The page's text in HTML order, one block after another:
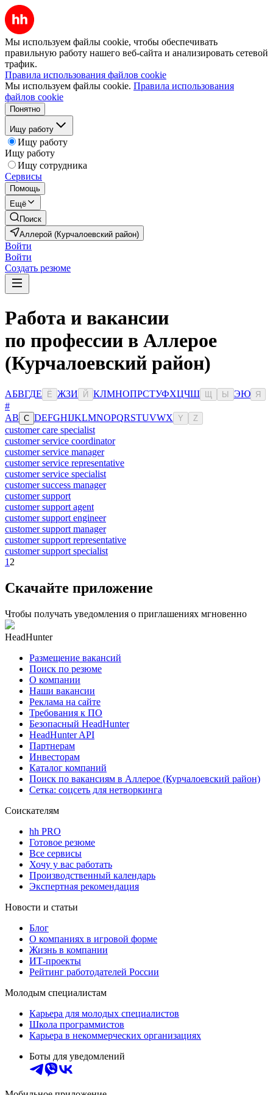
Мы используем файлы cookie, чтобы обеспечивать
правильную работу нашего веб-сайта и анализировать сетевой
трафик.
Правила использования файлов cookie
Мы используем файлы cookie. Правила использования
файлов cookie
Понятно
Ищу работу
Ищу работу
Ищу работу
Ищу сотрудника
Сервисы
Помощь
Ещё
Поиск
Аллерой (Курчалоевский район)
Войти
Войти
Создать резюме
Работа и вакансии
по профессии в Аллерое
(Курчалоевский район)
АБВГДЕ Ё ЖЗИ Й КЛМНОПРСТУФХЦЧШ Ы ЭЮ Я
#
AB C DEFGHIJKLMNOPQRSTUVWX Y Z
customer care specialist
customer service coordinator
customer service manager
customer service representative
customer service specialist
customer success manager
customer support
customer support agent
customer support engineer
customer support manager
customer support representative
customer support specialist
1 2
Скачайте приложение
Чтобы получать уведомления о приглашениях мгновенно
HeadHunter
Размещение вакансий
Поиск по резюме
О компании
Наши вакансии
Реклама на сайте
Требования к ПО
Безопасный HeadHunter
HeadHunter API
Партнерам
Инвесторам
Каталог компаний
Поиск по вакансиям в Аллерое (Курчалоевский район)
Сетка: соцсеть для нетворкинга
Соискателям
hh PRO
Готовое резюме
Все сервисы
Хочу у вас работать
Производственный календарь
Экспертная рекомендация
Новости и статьи
Блог
О компаниях в игровой форме
Жизнь в компании
ИТ-проекты
Рейтинг работодателей России
Молодым специалистам
Карьера для молодых специалистов
Школа программистов
Карьера в некоммерческих организациях
Боты для уведомлений